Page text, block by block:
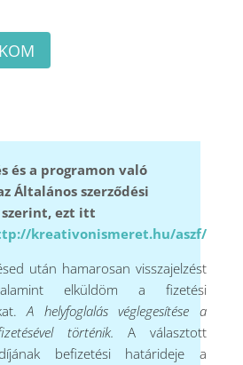
és a programon való
Általános szerződési
ezt itt
kreativonismeret.hu/aszf/
után hamarosan visszajelzést
elküldöm a fizetési
A helyfoglalás véglegesítése a
történik. A választott
befizetési határideje a